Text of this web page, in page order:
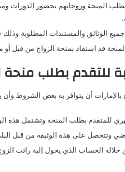
المنحة وزوجاتهم بحضور الدورات
الوثائق والمستندات المطلوبة
قد استفاد بمنحة الزواج من قبل
للتقدم بطلب منحة
أن يتوافر به بعض الشروط وأن
للمتقدم بطلب المنحة وتشتمل هذه
وتتحصل على هذه الوثيقة من قبل
الحساب الذي يحول إليه راتب الزوج